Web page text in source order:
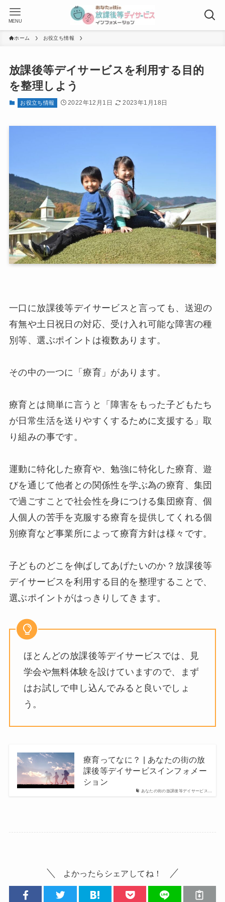
MENU
ホーム お役立ち情報
放課後等デイサービスを利用する目的
を整理しよう
お役立ち情報 2022年12月1日 2023年1月18日
一口に放課後等デイサービスと言っても、送迎の
有無や土日祝日の対応、受け入れ可能な障害の種
別等、選ぶポイントは複数あります。
その中の一つに「療育」があります。
療育とは簡単に言うと「障害をもった子どもたち
が日常生活を送りやすくするために支援する」取
り組みの事です。
運動に特化した療育や、勉強に特化した療育、遊
びを通じて他者との関係性を学ぶ為の療育、集団
で過ごすことで社会性を身につける集団療育、個
人個人の苦手を克服する療育を提供してくれる個
別療育など事業所によって療育方針は様々です。
子どものどこを伸ばしてあげたいのか？放課後等
デイサービスを利用する目的を整理することで、
選ぶポイントがはっきりしてきます。
ほとんどの放課後等デイサービスでは、見
学会や無料体験を設けていますので、まず
はお試しで申し込んでみると良いでしょ
う。
あなたの街の放課後等デイサービス…
療育ってなに？ | あなたの街の放
課後等デイサービスインフォメー
ション
よかったらシェアしてね！